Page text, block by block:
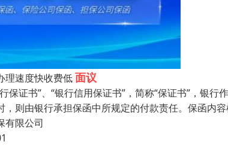
理速度快收费低面议
保证书”、“银行信用保证书”，简称“保证书”，银
，则由银行承担保函中所规定的付款责任。保函内
有限公司